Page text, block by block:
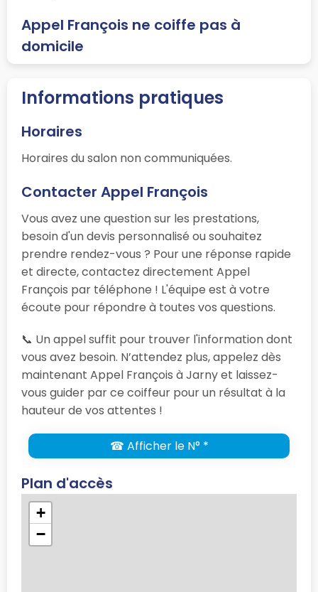
Appel François ne coiffe pas à
domicile
Informations pratiques
Horaires
Horaires du salon non communiquées.
Contacter Appel François
Vous avez une question sur les prestations,
besoin d'un devis personnalisé ou souhaitez
prendre rendez-vous ? Pour une réponse rapide
et directe, contactez directement Appel
François par téléphone ! L'équipe est à votre
écoute pour répondre à toutes vos questions.
📞 Un appel suffit pour trouver l'information dont
vous avez besoin. N’attendez plus, appelez dès
maintenant Appel François à Jarny et laissez-
vous guider par ce coiffeur pour un résultat à la
hauteur de vos attentes !
☎ Afficher le N° *
Plan d'accès
+
−